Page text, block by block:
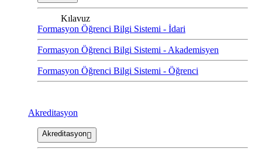
Kılavuz
Formasyon Öğrenci Bilgi Sistemi - İdari
Formasyon Öğrenci Bilgi Sistemi - Akademisyen
Formasyon Öğrenci Bilgi Sistemi - Öğrenci
Akreditasyon
Akreditasyon